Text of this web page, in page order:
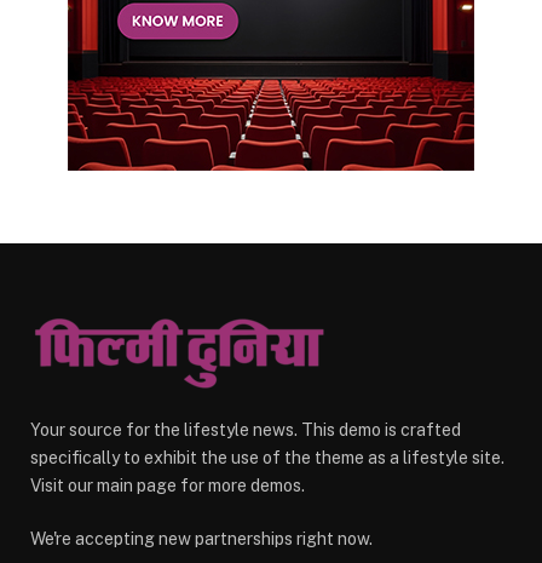
Your source for the lifestyle news. This demo is crafted
specifically to exhibit the use of the theme as a lifestyle site.
Visit our main page for more demos.
We're accepting new partnerships right now.